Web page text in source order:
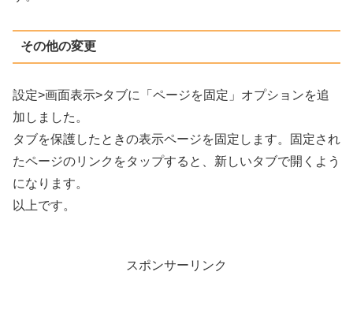
その他の変更
設定>画面表示>タブに「ページを固定」オプションを追
加しました。
タブを保護したときの表示ページを固定します。固定され
たページのリンクをタップすると、新しいタブで開くよう
になります。
以上です。
スポンサーリンク